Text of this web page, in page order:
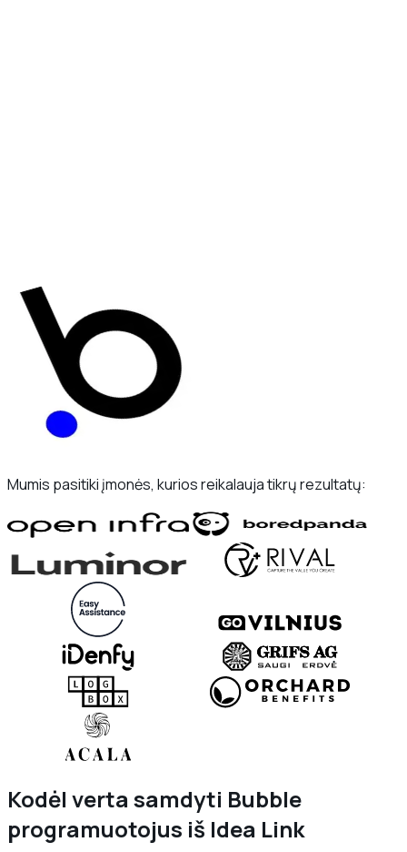
Mumis pasitiki įmonės, kurios reikalauja tikrų rezultatų:
Kodėl verta samdyti Bubble
programuotojus iš Idea Link